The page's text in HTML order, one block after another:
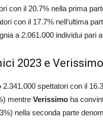
con il 20.7% nella prima
con il 17.7% nell’ultima
a 2.061.000 individui pari
2023 e Verissimo
2.341.000 spettatori con il
mentre Verissimo ha
nella seconda parte